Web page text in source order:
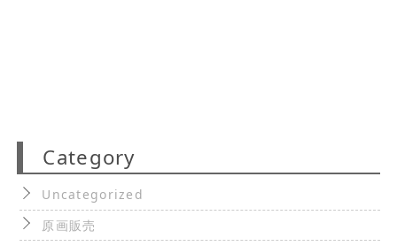
Category
Uncategorized
原画販売